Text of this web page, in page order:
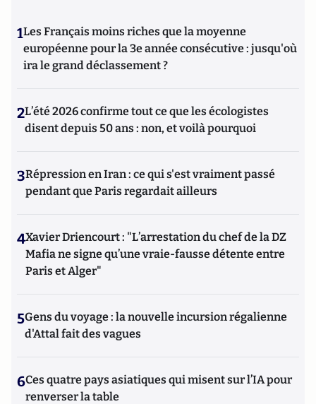
1Les Français moins riches que la moyenne
européenne pour la 3e année consécutive : jusqu'où
ira le grand déclassement ?
2L’été 2026 confirme tout ce que les écologistes
disent depuis 50 ans : non, et voilà pourquoi
3Répression en Iran : ce qui s'est vraiment passé
pendant que Paris regardait ailleurs
4Xavier Driencourt : "L’arrestation du chef de la DZ
Mafia ne signe qu’une vraie-fausse détente entre
Paris et Alger"
5Gens du voyage : la nouvelle incursion régalienne
d'Attal fait des vagues
6Ces quatre pays asiatiques qui misent sur l’IA pour
renverser la table